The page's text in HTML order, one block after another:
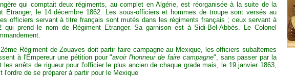
qui comptait deux régiments, au complet en Algérie, est réorganisée à la suite de la
Etranger, le 14 décembre 1862. Les sous-officiers et hommes de troupe sont versés au
officiers servant à titre français sont mutés dans les régiments français ; ceux servant à
qui prend le nom de Régiment Etranger. Sa garnison est à Sidi-Bel-Abbès. Le Colonel
Régiment de Zouaves doit partir faire campagne au Mexique, les officiers subalternes
à l'Empereur une pétition pour "avoir l'honneur de faire campagne", sans passer par la
les arrêts de rigueur pour l'officier le plus ancien de chaque grade mais, le 19 janvier 1863,
l'ordre de se préparer à partir pour le Mexique